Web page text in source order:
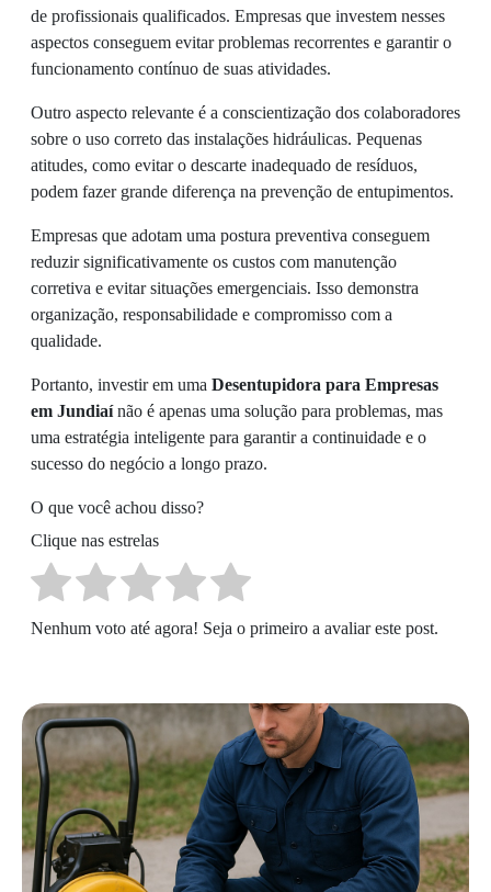
de profissionais qualificados. Empresas que investem nesses
aspectos conseguem evitar problemas recorrentes e garantir o
funcionamento contínuo de suas atividades.
Outro aspecto relevante é a conscientização dos colaboradores
sobre o uso correto das instalações hidráulicas. Pequenas
atitudes, como evitar o descarte inadequado de resíduos,
podem fazer grande diferença na prevenção de entupimentos.
Empresas que adotam uma postura preventiva conseguem
reduzir significativamente os custos com manutenção
corretiva e evitar situações emergenciais. Isso demonstra
organização, responsabilidade e compromisso com a
qualidade.
Portanto, investir em uma Desentupidora para Empresas
em Jundiaínão é apenas uma solução para problemas, mas
uma estratégia inteligente para garantir a continuidade e o
sucesso do negócio a longo prazo.
O que você achou disso?
Clique nas estrelas
Nenhum voto até agora! Seja o primeiro a avaliar este post.